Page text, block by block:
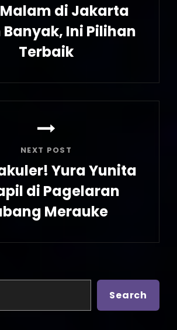
di Jakarta
Ini Pilihan
Terbaik
NEXT POST
Yura Yunita
di Pagelaran
Merauke
Search